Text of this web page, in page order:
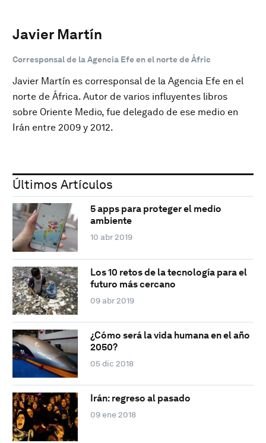
Javier Martín
Corresponsal de la Agencia Efe en el norte de Áfric
Javier Martín es corresponsal de la Agencia Efe en el
norte de África. Autor de varios influyentes libros
sobre Oriente Medio, fue delegado de ese medio en
Irán entre 2009 y 2012.
Últimos Artículos
5 apps para proteger el medio
ambiente
10 abr 2019
Los 10 retos de la tecnología para el
futuro más cercano
09 abr 2019
¿Cómo será la vida humana en el año
2050?
05 dic 2018
Irán: regreso al pasado
09 ene 2018